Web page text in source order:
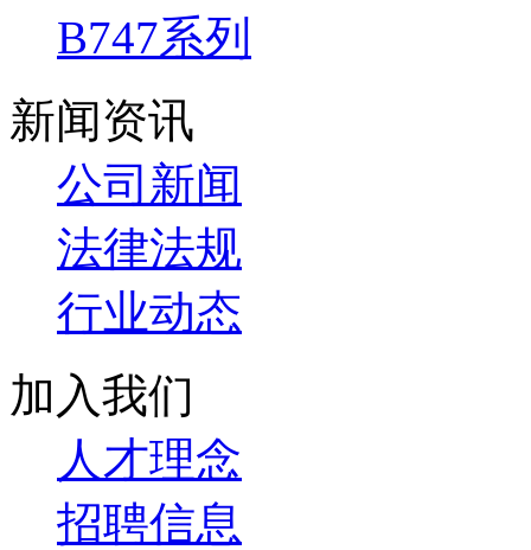
B747系列
新闻资讯
公司新闻
法律法规
行业动态
加入我们
人才理念
招聘信息